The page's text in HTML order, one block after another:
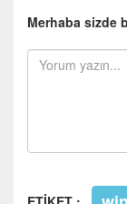
Merhaba sizde